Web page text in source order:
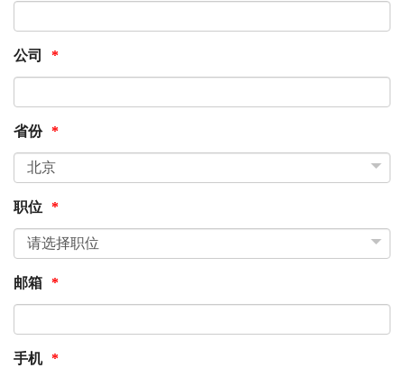
公司 *
省份 *
职位 *
邮箱 *
手机 *